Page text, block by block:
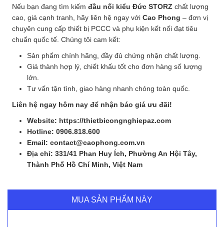
Nếu bạn đang tìm kiếm đầu nối kiểu Đức STORZchất lượng
cao, giá cạnh tranh, hãy liên hệ ngay vớiCao Phong – đơn vị
chuyên cung cấp thiết bị PCCC và phụ kiện kết nối đạt tiêu
chuẩn quốc tế. Chúng tôi cam kết:
Sản phẩm chính hãng, đầy đủ chứng nhận chất lượng.
Giá thành hợp lý, chiết khấu tốt cho đơn hàng số lượng
lớn.
Tư vấn tận tình, giao hàng nhanh chóng toàn quốc.
Liên hệ ngay hôm nay để nhận báo giá ưu đãi!
Website: https://thietbicongnghiepaz.com
Hotline: 0906.818.600
Email: contact@caophong.com.vn
Địa chỉ: 331/41 Phan Huy Ích, Phường An Hội Tây,
Thành Phố Hồ Chí Minh, Việt Nam
MUA SẢN PHẨM NÀY